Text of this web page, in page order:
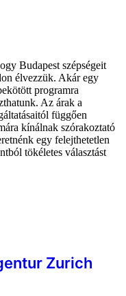
Budapest szépségeit
élvezzük. Akár egy
programra
Az árak a
függően
kínálnak szórakoztató
egy felejthetetlen
tökéletes választást
Zurich